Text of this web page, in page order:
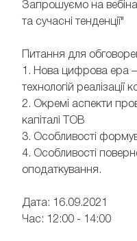
Запрошуємо на
та сучасні тенденції"
Питання для
1. Нова цифрова ера
технологій
2. Окремі аспекти
капіталі ТОВ
3. Особливості
4. Особливості
оподаткування.
Дата: 16.09.2021
Час: 12:00 - 14:00